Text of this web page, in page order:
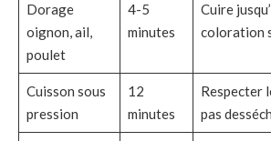
Dorage
oignon, ail,
poulet
4-5
minutes
Cuire
coloration
Cuisson sous
pression
12
minutes
Respecter
pas